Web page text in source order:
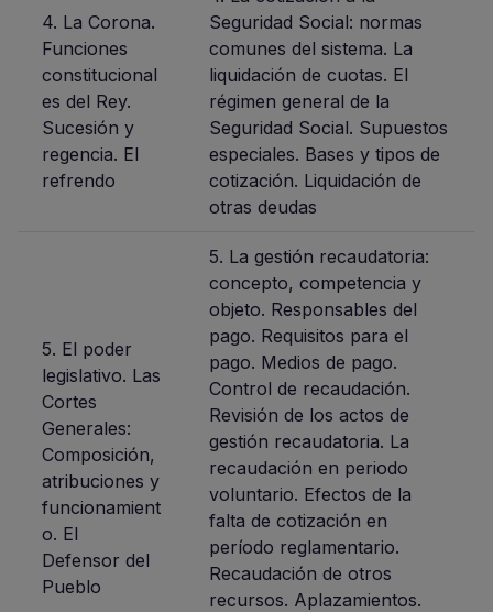
4. La Corona.
Funciones
constitucional
es del Rey.
Sucesión y
regencia. El
refrendo
Seguridad Social: normas
comunes del sistema. La
liquidación de cuotas. El
régimen general de la
Seguridad Social. Supuestos
especiales. Bases y tipos de
cotización. Liquidación de
otras deudas
5. El poder
legislativo. Las
Cortes
Generales:
Composición,
atribuciones y
funcionamient
o. El
Defensor del
Pueblo
5. La gestión recaudatoria:
concepto, competencia y
objeto. Responsables del
pago. Requisitos para el
pago. Medios de pago.
Control de recaudación.
Revisión de los actos de
gestión recaudatoria. La
recaudación en periodo
voluntario. Efectos de la
falta de cotización en
período reglamentario.
Recaudación de otros
recursos. Aplazamientos.